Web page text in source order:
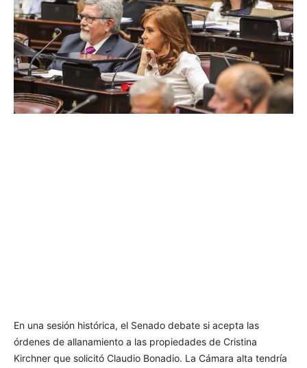
En una sesión histórica, el Senado debate si acepta las
órdenes de allanamiento a las propiedades de Cristina
Kirchner que solicitó Claudio Bonadio. La Cámara alta tendría